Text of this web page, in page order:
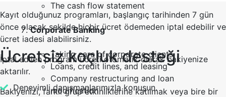
The cash flow statement
Corporate Banking
Taking care of corporate clients
Loans, credit lines, and leasing
Company restructuring and loan
modification
Kayıt olduğunuz programları, başlangıç tarihinden 7 gün
önce olacak şekilde hiçbir ücret ödemeden iptal edebilir ve
ücret iadesi alabilirsiniz.
İptal edilen program ücreti otomatik olarak bakiyenize
aktarılır.
Bakiyenizi, farklı grup etkinliklerine katılmak veya bire bir
Ücretsiz koçluk desteği
Deneyimli danışmanlarımızla konuşun.